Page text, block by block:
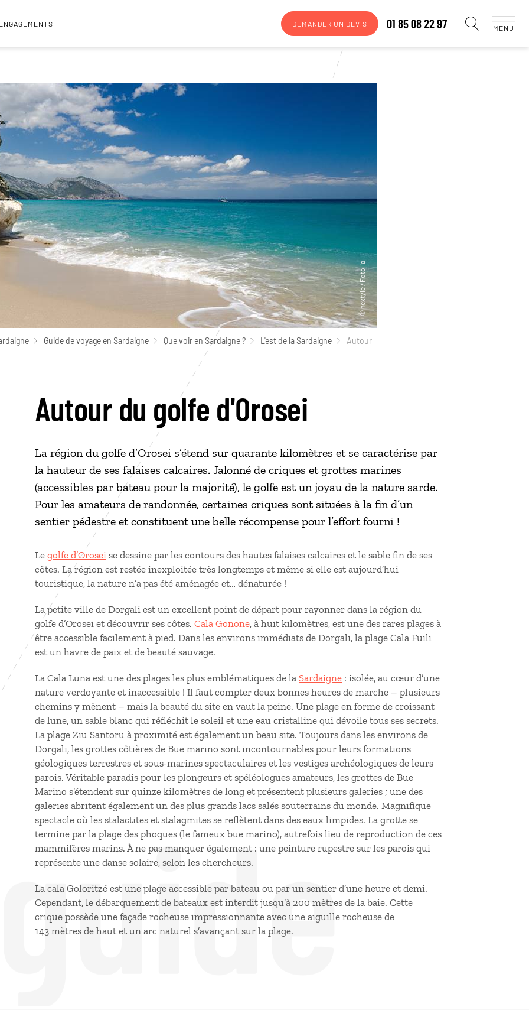
DEMANDER UN DEVIS 01 85 08 22 97 MENU
Guide de voyage en Sardaigne Que voir en Sardaigne ? L'est de la Sardaigne Autour
Autour du golfe d'Orosei
La région du golfe d’Orosei s’étend sur quarante kilomètres et se caractérise par
la hauteur de ses falaises calcaires. Jalonné de criques et grottes marines
(accessibles par bateau pour la majorité), le golfe est un joyau de la nature sarde.
Pour les amateurs de randonnée, certaines criques sont situées à la fin d’un
sentier pédestre et constituent une belle récompense pour l’effort fourni !
Le golfe d’Orosei se dessine par les contours des hautes falaises calcaires et le sable fin de ses
côtes. La région est restée inexploitée très longtemps et même si elle est aujourd’hui
touristique, la nature n’a pas été aménagée et… dénaturée !
La petite ville de Dorgali est un excellent point de départ pour rayonner dans la région du
golfe d’Orosei et découvrir ses côtes. Cala Gonone, à huit kilomètres, est une des rares plages à
être accessible facilement à pied. Dans les environs immédiats de Dorgali, la plage Cala Fuili
est un havre de paix et de beauté sauvage.
La Cala Luna est une des plages les plus emblématiques de la Sardaigne : isolée, au cœur d’une
nature verdoyante et inaccessible ! Il faut compter deux bonnes heures de marche – plusieurs
chemins y mènent – mais la beauté du site en vaut la peine. Une plage en forme de croissant
de lune, un sable blanc qui réfléchit le soleil et une eau cristalline qui dévoile tous ses secrets.
La plage Ziu Santoru à proximité est également un beau site. Toujours dans les environs de
Dorgali, les grottes côtières de Bue marino sont incontournables pour leurs formations
géologiques terrestres et sous-marines spectaculaires et les vestiges archéologiques de leurs
parois. Véritable paradis pour les plongeurs et spéléologues amateurs, les grottes de Bue
Marino s’étendent sur quinze kilomètres de long et présentent plusieurs galeries ; une des
galeries abritent également un des plus grands lacs salés souterrains du monde. Magnifique
spectacle où les stalactites et stalagmites se reflètent dans des eaux limpides. La grotte se
termine par la plage des phoques (le fameux bue marino), autrefois lieu de reproduction de ces
mammifères marins. À ne pas manquer également : une peinture rupestre sur les parois qui
représente une danse solaire, selon les chercheurs.
La cala Goloritzé est une plage accessible par bateau ou par un sentier d’une heure et demi.
Cependant, le débarquement de bateaux est interdit jusqu’à 200 mètres de la baie. Cette
crique possède une façade rocheuse impressionnante avec une aiguille rocheuse de
143 mètres de haut et un arc naturel s’avançant sur la plage.